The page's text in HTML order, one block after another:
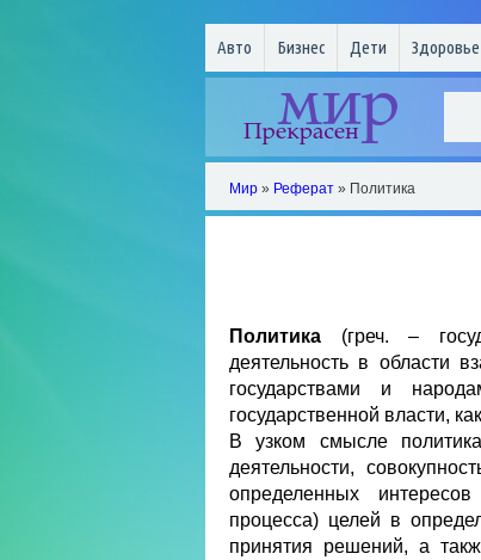
Авто Бизнес Дети Здоровье
Мир » Реферат » Политика
Политика (греч. –
деятельность в области
государствами и
государственной власти,
В узком смысле
деятельности,
определенных
процесса) целей в
принятия решений, а